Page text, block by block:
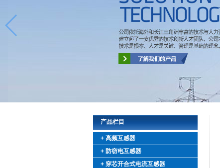
产品栏目
+ 高频互感器
+ 防窃电互感器
+ 穿芯开合式电流互感器